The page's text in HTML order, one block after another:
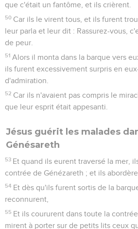
que c'était un fantôme, et ils crièrent.
50 Car ils le virent tous, et ils furent
leur parla et leur dit : Rassurez-vous,
de peur.
51 Alors il monta dans la barque vers
ils furent excessivement surpris en
d'admiration.
52 Car ils n'avaient pas compris le
que leur esprit était appesanti.
Jésus guérit les malades
Génésareth
53 Et quand ils eurent traversé la mer,
contrée de Génézareth ; et ils
54 Et dès qu'ils furent sortis de la
reconnurent,
55 Et ils coururent dans toute la
mirent à porter sur de petits lits ceux